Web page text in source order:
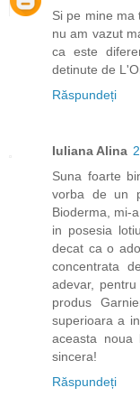
Si pe mine ma
nu am vazut
ca este
detinute de
Răspundeți
Iuliana Alina
Suna foarte
vorba de un
Bioderma, mi-
in posesia
decat ca o
concentrata
adevar,
produs
superioara a
aceasta noua
sincera!
Răspundeți